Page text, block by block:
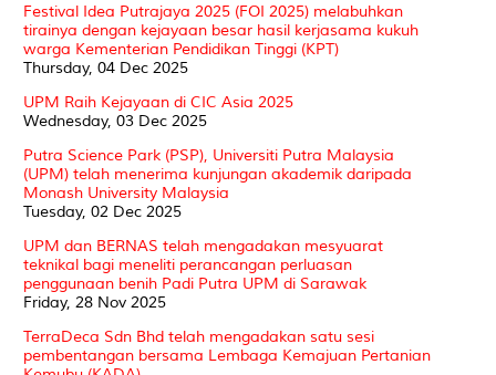
Festival Idea Putrajaya 2025 (FOI 2025) melabuhkan
tirainya dengan kejayaan besar hasil kerjasama kukuh
warga Kementerian Pendidikan Tinggi (KPT)
Thursday, 04 Dec 2025
UPM Raih Kejayaan di CIC Asia 2025
Wednesday, 03 Dec 2025
Putra Science Park (PSP), Universiti Putra Malaysia
(UPM) telah menerima kunjungan akademik daripada
Monash University Malaysia
Tuesday, 02 Dec 2025
UPM dan BERNAS telah mengadakan mesyuarat
teknikal bagi meneliti perancangan perluasan
penggunaan benih Padi Putra UPM di Sarawak
Friday, 28 Nov 2025
TerraDeca Sdn Bhd telah mengadakan satu sesi
pembentangan bersama Lembaga Kemajuan Pertanian